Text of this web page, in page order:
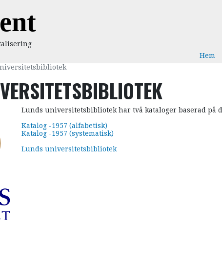
Hem
Lunds universitetsbibliotek har två kataloger baserad på
Katalog -1957 (alfabetisk)
Katalog -1957 (systematisk)
Lunds universitetsbibliotek